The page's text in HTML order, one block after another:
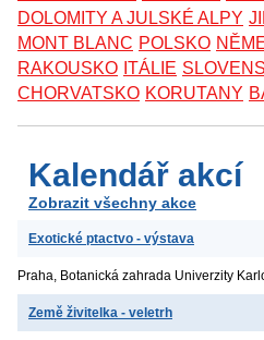
DOLOMITY A JULSKÉ ALPY
MONT BLANC POLSKO
RAKOUSKO ITÁLIE
CHORVATSKO KORUTANY
Kalendář akcí
Zobrazit všechny akce
Exotické ptactvo - výstava
Praha, Botanická zahrada Univerzity
Země živitelka - veletrh